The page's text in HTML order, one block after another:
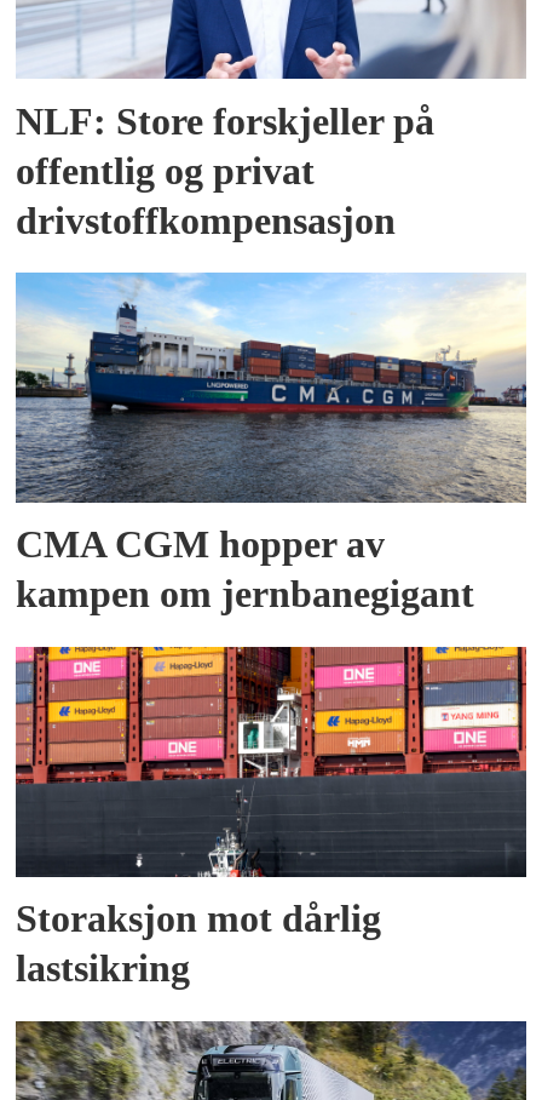
NLF: Store forskjeller på
offentlig og privat
drivstoffkompensasjon
CMA CGM hopper av
kampen om jernbanegigant
Storaksjon mot dårlig
lastsikring